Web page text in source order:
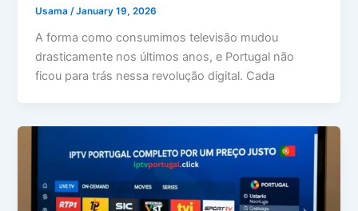
Usama/January 19, 2026
A forma como consumimos televisão mudou
drasticamente nos últimos anos, e Portugal não
ficou para trás nessa revolução digital. Cada